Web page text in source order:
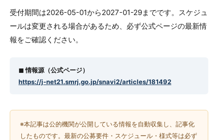
受付期間は2026-05-01から2027-01-29までです。スケジュ
ールは変更される場合があるため、必ず公式ページの最新情
報をご確認ください。
◼︎ 情報源（公式ページ）
https://j-net21.smrj.go.jp/snavi2/articles/181492
※本記事は公的機関が公開している情報を自動収集し、記事化
したものです。最新の公募要件・スケジュール・様式等は必ず